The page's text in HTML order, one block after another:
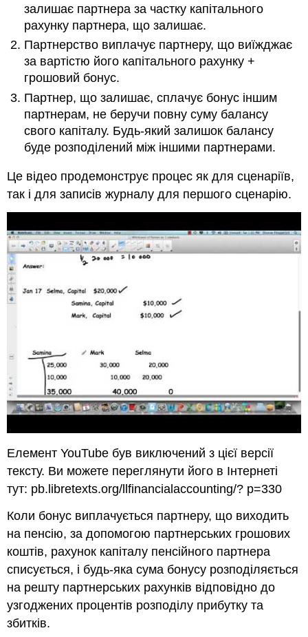
залишає партнера за частку капітального
рахунку партнера, що залишає.
Партнерство виплачує партнеру, що виїжджає
за вартістю його капітального рахунку +
грошовий бонус.
Партнер, що залишає, сплачує бонус іншим
партнерам, не беручи повну суму балансу
свого капіталу. Будь-який залишок балансу
буде розподілений між іншими партнерами.
Це відео продемонструє процес як для сценаріїв,
так і для записів журналу для першого сценарію.
Елемент YouTube був виключений з цієї версії
тексту. Ви можете переглянути його в Інтернеті
тут: pb.libretexts.org/llfinancialaccounting/? p=330
Коли бонус виплачується партнеру, що виходить
на пенсію, за допомогою партнерських грошових
коштів, рахунок капіталу пенсійного партнера
списується, і будь-яка сума бонусу розподіляється
на решту партнерських рахунків відповідно до
узгоджених процентів розподілу прибутку та
збитків.